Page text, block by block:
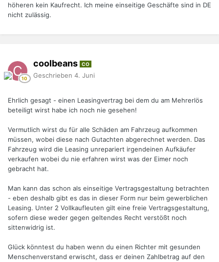
höheren kein Kaufrecht. Ich meine einseitige Geschäfte sind in DE
nicht zulässig.
coolbeans CO
Geschrieben 4. Juni
Ehrlich gesagt - einen Leasingvertrag bei dem du am Mehrerlös
beteiligt wirst habe ich noch nie gesehen!
Vermutlich wirst du für alle Schäden am Fahrzeug aufkommen
müssen, wobei diese nach Gutachten abgerechnet werden. Das
Fahrzeug wird die Leasing unrepariert irgendeinen Aufkäufer
verkaufen wobei du nie erfahren wirst was der Eimer noch
gebracht hat.
Man kann das schon als einseitige Vertragsgestaltung betrachten
- eben deshalb gibt es das in dieser Form nur beim gewerblichen
Leasing. Unter 2 Vollkaufleuten gilt eine freie Vertragsgestaltung,
sofern diese weder gegen geltendes Recht verstößt noch
sittenwidrig ist.
Glück könntest du haben wenn du einen Richter mit gesunden
Menschenverstand erwischt, dass er deinen Zahlbetrag auf den